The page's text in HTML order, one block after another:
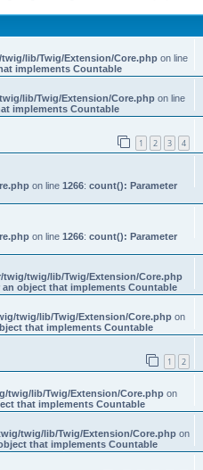
lib/Twig/Extension/Core.phpon line
implements Countable
lib/Twig/Extension/Core.phpon line
implements Countable
1 2 3 4
on line 1266: count(): Parameter
on line 1266: count(): Parameter
twig/twig/lib/Twig/Extension/Core.php
object that implements Countable
twig/lib/Twig/Extension/Core.phpon
that implements Countable
1 2
twig/lib/Twig/Extension/Core.phpon
that implements Countable
twig/lib/Twig/Extension/Core.phpon
that implements Countable